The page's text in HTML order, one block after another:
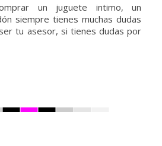
un juguete intimo, un
siempre tienes muchas dudas
tu asesor, si tienes dudas por